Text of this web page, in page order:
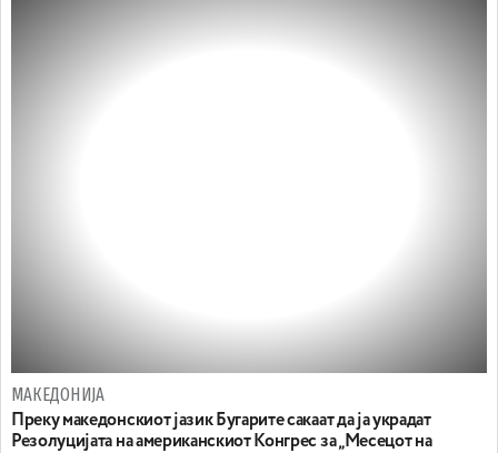
МАКЕДОНИЈА
Преку македонскиот јазик Бугарите сакаат да ја украдат
Резолуцијата на американскиот Конгрес за „Месецот на